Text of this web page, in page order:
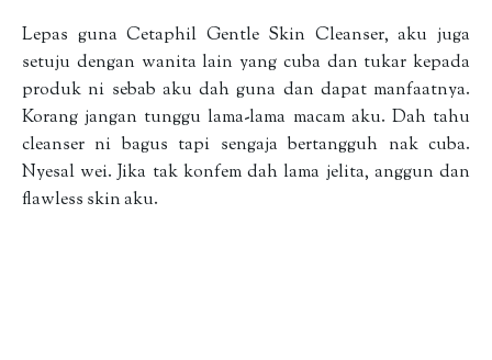
Lepas guna Cetaphil Gentle Skin Cleanser, aku juga
setuju dengan wanita lain yang cuba dan tukar kepada
produk ni sebab aku dah guna dan dapat manfaatnya.
Korang jangan tunggu lama-lama macam aku. Dah tahu
cleanser ni bagus tapi sengaja bertangguh nak cuba.
Nyesal wei. Jika tak konfem dah lama jelita, anggun dan
flawless skin aku.